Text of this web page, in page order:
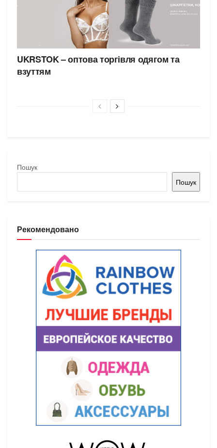
UKRSTOK – оптова торгівля одягом та
взуттям
Пошук
Пошук
Рекомендовано